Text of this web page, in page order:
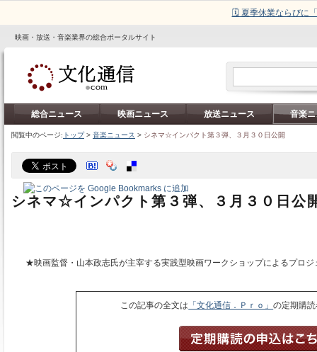
🗓️ 夏季休業ならびに
映画・放送・音楽業界の総合ポータルサイト
総合ニュース 映画ニュース 放送ニュース 音楽
閲覧中のページ: トップ> 音楽ニュース > シネマ☆インパクト第３弾、３月３０日公開
シネマ☆インパクト第３弾、３月３０日公
★映画監督・山本政志氏が主宰する実践型映画ワークショップによるプ
この記事の全文は 「文化通信．Ｐｒｏ」の定期購